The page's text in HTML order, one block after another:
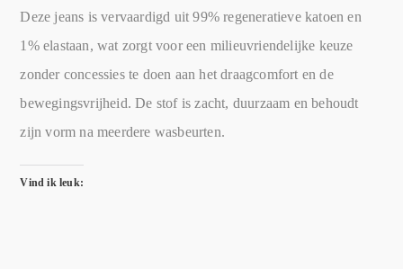
Deze jeans is vervaardigd uit 99% regeneratieve katoen en
1% elastaan, wat zorgt voor een milieuvriendelijke keuze
zonder concessies te doen aan het draagcomfort en de
bewegingsvrijheid. De stof is zacht, duurzaam en behoudt
zijn vorm na meerdere wasbeurten.
Vind ik leuk: